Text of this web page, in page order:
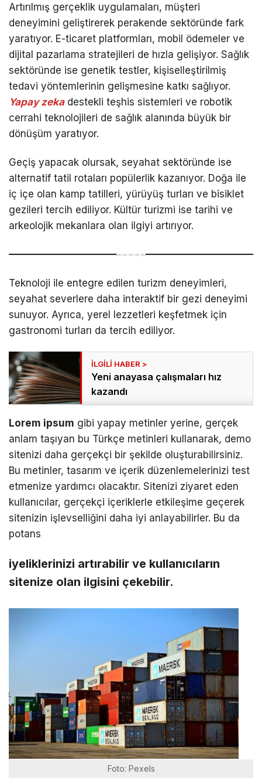
Artırılmış gerçeklik uygulamaları, müşteri
deneyimini geliştirerek perakende sektöründe fark
yaratıyor. E-ticaret platformları, mobil ödemeler ve
dijital pazarlama stratejileri de hızla gelişiyor. Sağlık
sektöründe ise genetik testler, kişiselleştirilmiş
tedavi yöntemlerinin gelişmesine katkı sağlıyor.
Yapay zekadestekli teşhis sistemleri ve robotik
cerrahi teknolojileri de sağlık alanında büyük bir
dönüşüm yaratıyor.
Geçiş yapacak olursak, seyahat sektöründe ise
alternatif tatil rotaları popülerlik kazanıyor. Doğa ile
iç içe olan kamp tatilleri, yürüyüş turları ve bisiklet
gezileri tercih ediliyor. Kültür turizmi ise tarihi ve
arkeolojik mekanlara olan ilgiyi artırıyor.
Teknoloji ile entegre edilen turizm deneyimleri,
seyahat severlere daha interaktif bir gezi deneyimi
sunuyor. Ayrıca, yerel lezzetleri keşfetmek için
gastronomi turları da tercih ediliyor.
Yeni anayasa çalışmaları hız
kazandı
Lorem ipsum gibi yapay metinler yerine, gerçek
anlam taşıyan bu Türkçe metinleri kullanarak, demo
sitenizi daha gerçekçi bir şekilde oluşturabilirsiniz.
Bu metinler, tasarım ve içerik düzenlemelerinizi test
etmenize yardımcı olacaktır. Sitenizi ziyaret eden
kullanıcılar, gerçekçi içeriklerle etkileşime geçerek
sitenizin işlevselliğini daha iyi anlayabilirler. Bu da
potans
iyeliklerinizi artırabilir ve kullanıcıların
sitenize olan ilgisini çekebilir.
Foto: Pexels